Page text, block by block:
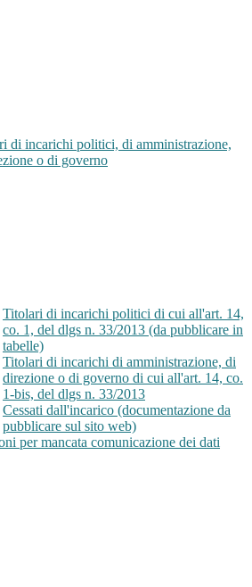
di incarichi politici, di amministrazione,
o di governo
Titolari di incarichi politici di cui all'art. 14,
co. 1, del dlgs n. 33/2013 (da pubblicare in
tabelle)
Titolari di incarichi di amministrazione, di
direzione o di governo di cui all'art. 14, co.
1-bis, del dlgs n. 33/2013
Cessati dall'incarico (documentazione da
pubblicare sul sito web)
per mancata comunicazione dei dati